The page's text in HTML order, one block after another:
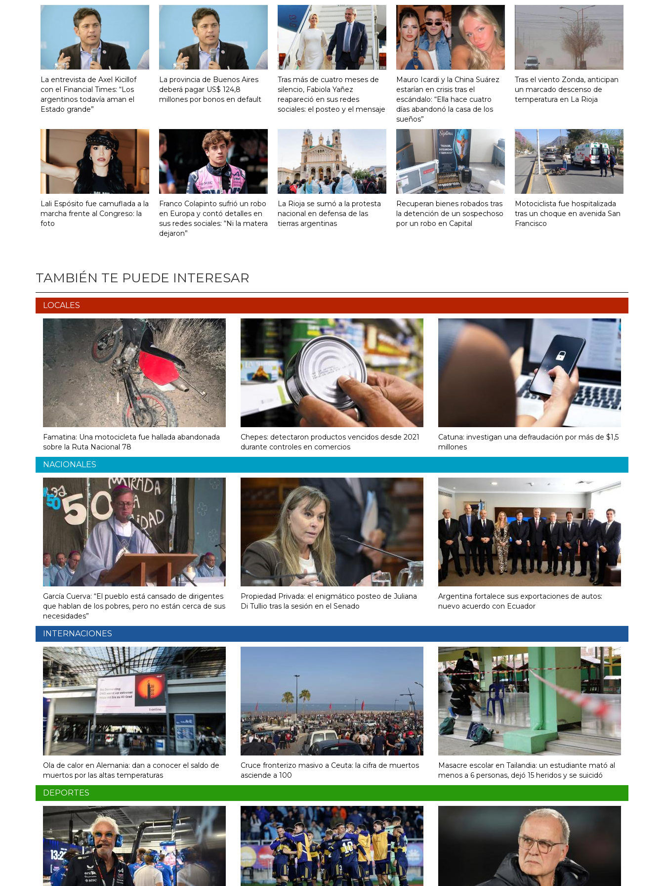
La entrevista de Axel Kicillof
con el Financial Times: “Los
argentinos todavía aman el
Estado grande”
La provincia de Buenos Aires
deberá pagar US$ 124,8
millones por bonos en default
Tras más de cuatro meses de
silencio, Fabiola Yañez
reapareció en sus redes
sociales: el posteo y el mensaje
Mauro Icardi y la China Suárez
estarían en crisis tras el
escándalo: “Ella hace cuatro
días abandonó la casa de los
sueños”
Tras el viento Zonda, anticipan
un marcado descenso de
temperatura en La Rioja
Lali Espósito fue camuflada a la
marcha frente al Congreso: la
foto
Franco Colapinto sufrió un robo
en Europa y contó detalles en
sus redes sociales: “Ni la matera
dejaron”
La Rioja se sumó a la protesta
nacional en defensa de las
tierras argentinas
Recuperan bienes robados tras
la detención de un sospechoso
por un robo en Capital
Motociclista fue hospitalizada
tras un choque en avenida San
Francisco
TAMBIÉN TE PUEDE INTERESAR
LOCALES
Famatina: Una motocicleta fue hallada abandonada
sobre la Ruta Nacional 78
Chepes: detectaron productos vencidos desde 2021
durante controles en comercios
Catuna: investigan una defraudación por más de $1,5
millones
NACIONALES
García Cuerva: “El pueblo está cansado de dirigentes
que hablan de los pobres, pero no están cerca de sus
necesidades”
Propiedad Privada: el enigmático posteo de Juliana
Di Tullio tras la sesión en el Senado
Argentina fortalece sus exportaciones de autos:
nuevo acuerdo con Ecuador
INTERNACIONES
Ola de calor en Alemania: dan a conocer el saldo de
muertos por las altas temperaturas
Cruce fronterizo masivo a Ceuta: la cifra de muertos
asciende a 100
Masacre escolar en Tailandia: un estudiante mató al
menos a 6 personas, dejó 15 heridos y se suicidó
DEPORTES